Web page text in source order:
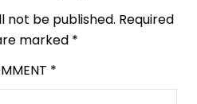
not be published. Required
marked *
*